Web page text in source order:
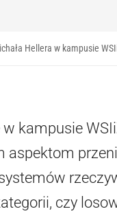
Hellera w kampusie
kampusie
aspektom
czy